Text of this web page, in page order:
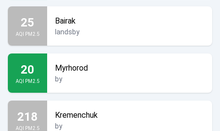
25
AQI PM2.5
Bairak
landsby
20
AQI PM2.5
Myrhorod
by
218
AQI PM2.5
Kremenchuk
by